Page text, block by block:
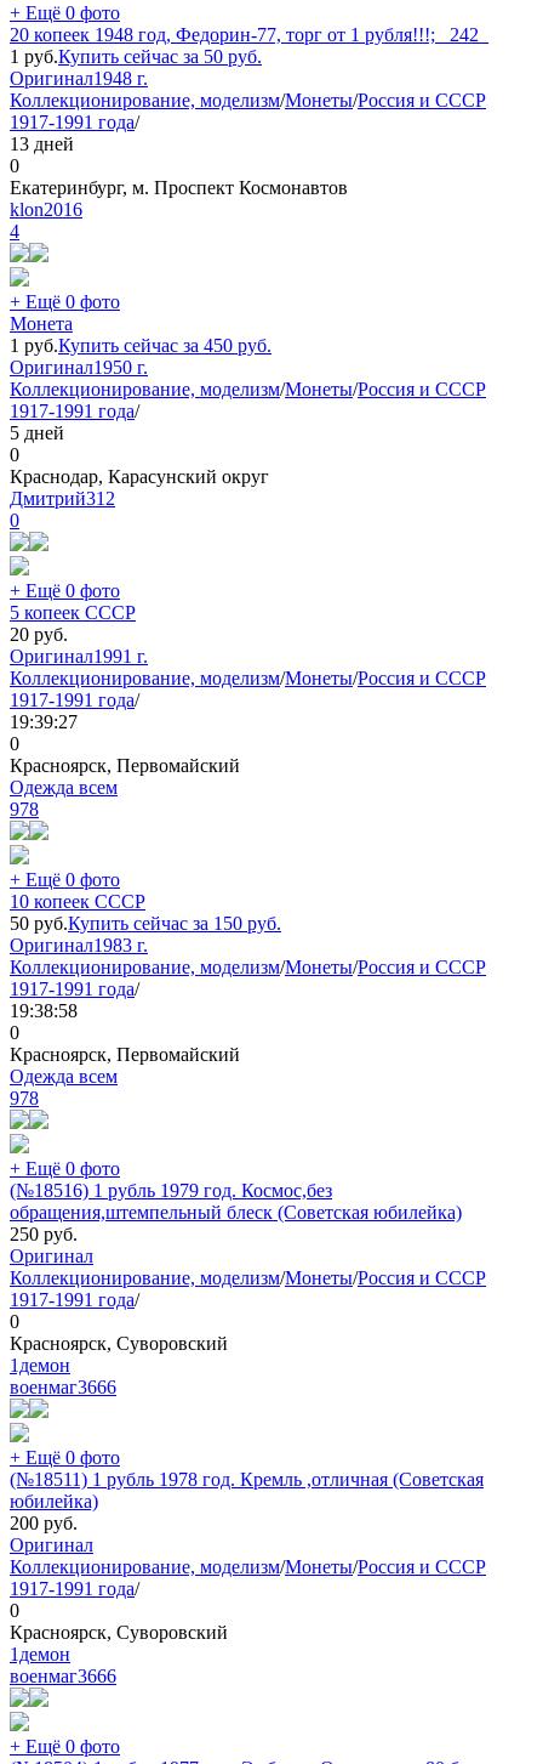
+ Ещё 0 фото
20 копеек 1948 год, Федорин-77, торг от 1 рубля!!!; _242_
1 руб.Купить сейчас за 50 руб.
Оригинал1948 г.
Коллекционирование, моделизм/Монеты/Россия и СССР
1917-1991 года/
13 дней
0
Екатеринбург, м. Проспект Космонавтов
klon2016
4
+ Ещё 0 фото
Монета
1 руб.Купить сейчас за 450 руб.
Оригинал1950 г.
Коллекционирование, моделизм/Монеты/Россия и СССР
1917-1991 года/
5 дней
0
Краснодар, Карасунский округ
Дмитрий312
0
+ Ещё 0 фото
5 копеек СССР
20 руб.
Оригинал1991 г.
Коллекционирование, моделизм/Монеты/Россия и СССР
1917-1991 года/
19:39:27
0
Красноярск, Первомайский
Одежда всем
978
+ Ещё 0 фото
10 копеек СССР
50 руб.Купить сейчас за 150 руб.
Оригинал1983 г.
Коллекционирование, моделизм/Монеты/Россия и СССР
1917-1991 года/
19:38:58
0
Красноярск, Первомайский
Одежда всем
978
+ Ещё 0 фото
(№18516) 1 рубль 1979 год. Космос,без
обращения,штемпельный блеск (Советская юбилейка)
250 руб.
Оригинал
Коллекционирование, моделизм/Монеты/Россия и СССР
1917-1991 года/
0
Красноярск, Суворовский
1демон
военмаг3666
+ Ещё 0 фото
(№18511) 1 рубль 1978 год. Кремль ,отличная (Советская
юбилейка)
200 руб.
Оригинал
Коллекционирование, моделизм/Монеты/Россия и СССР
1917-1991 года/
0
Красноярск, Суворовский
1демон
военмаг3666
+ Ещё 0 фото